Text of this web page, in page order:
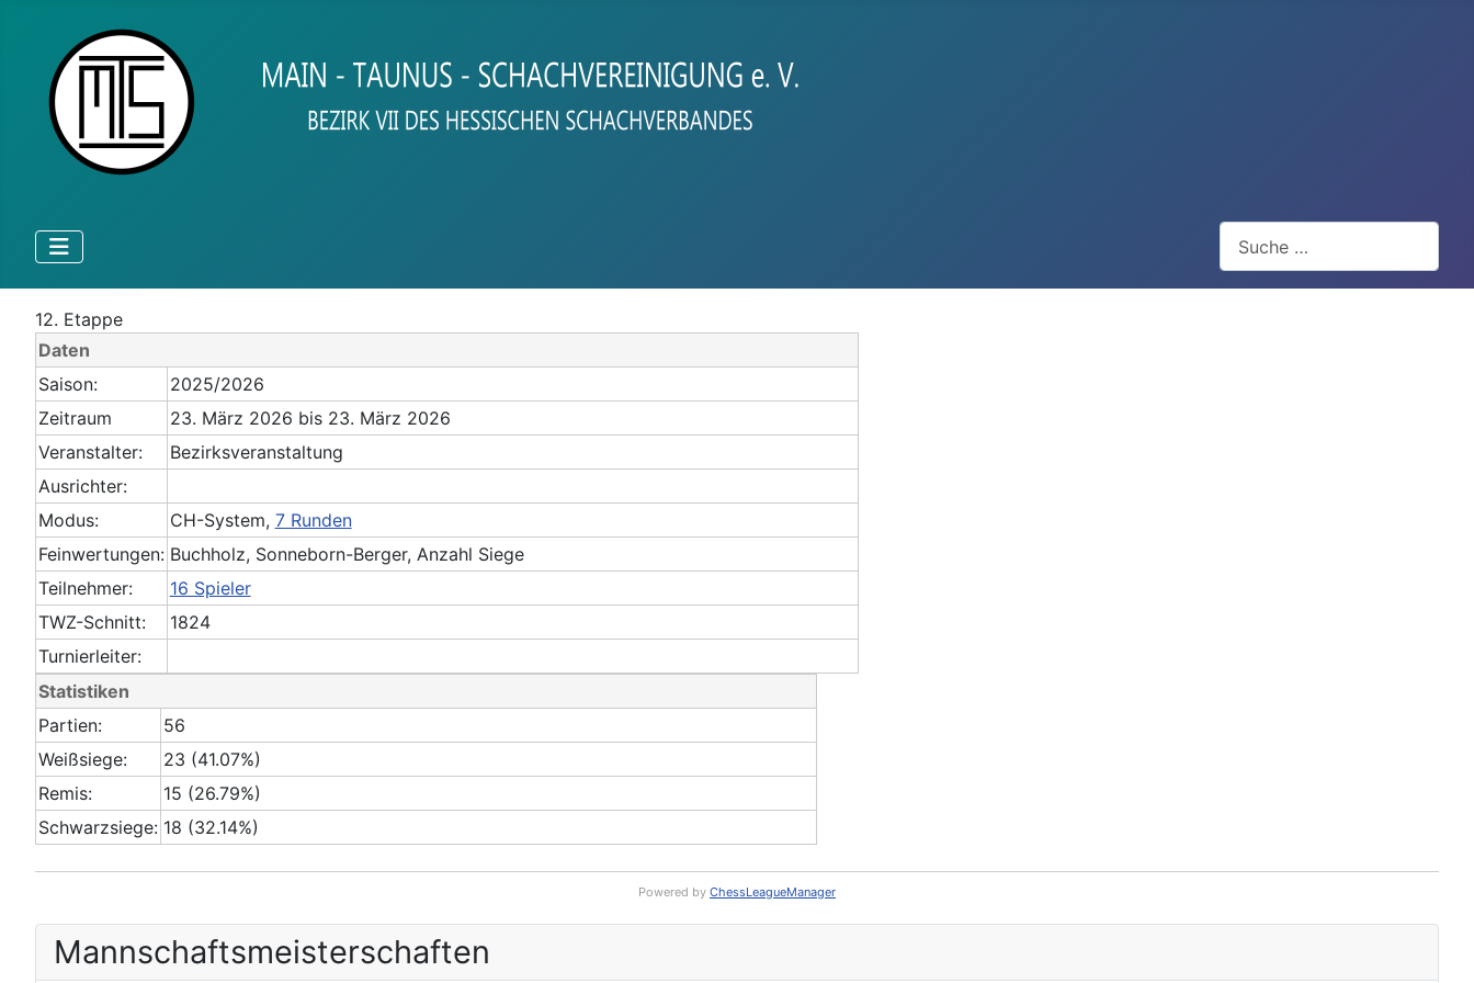
Mannschafts­meisterschaften
12. Etappe
Daten
Saison:
2025/2026
Zeitraum
23. März 2026 bis 23. März 2026
Veranstalter:
Bezirksveranstaltung
Ausrichter:
Modus:
CH-System, 7 Runden
Feinwertungen: Buchholz, Sonneborn-Berger, Anzahl Siege
Teilnehmer:
16 Spieler
TWZ-Schnitt:
1824
Turnierleiter:
Statistiken
Partien:
56
Weißsiege:
23 (41.07%)
Remis:
15 (26.79%)
Schwarzsiege: 18 (32.14%)
Powered by ChessLeagueManager